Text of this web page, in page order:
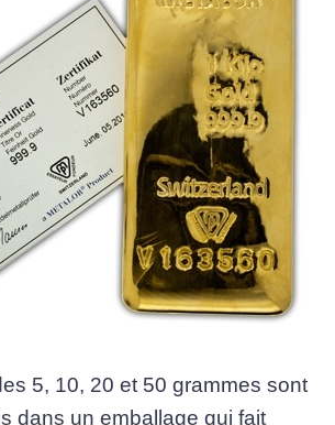
5, 10, 20 et 50 grammes sont
dans un emballage qui fait